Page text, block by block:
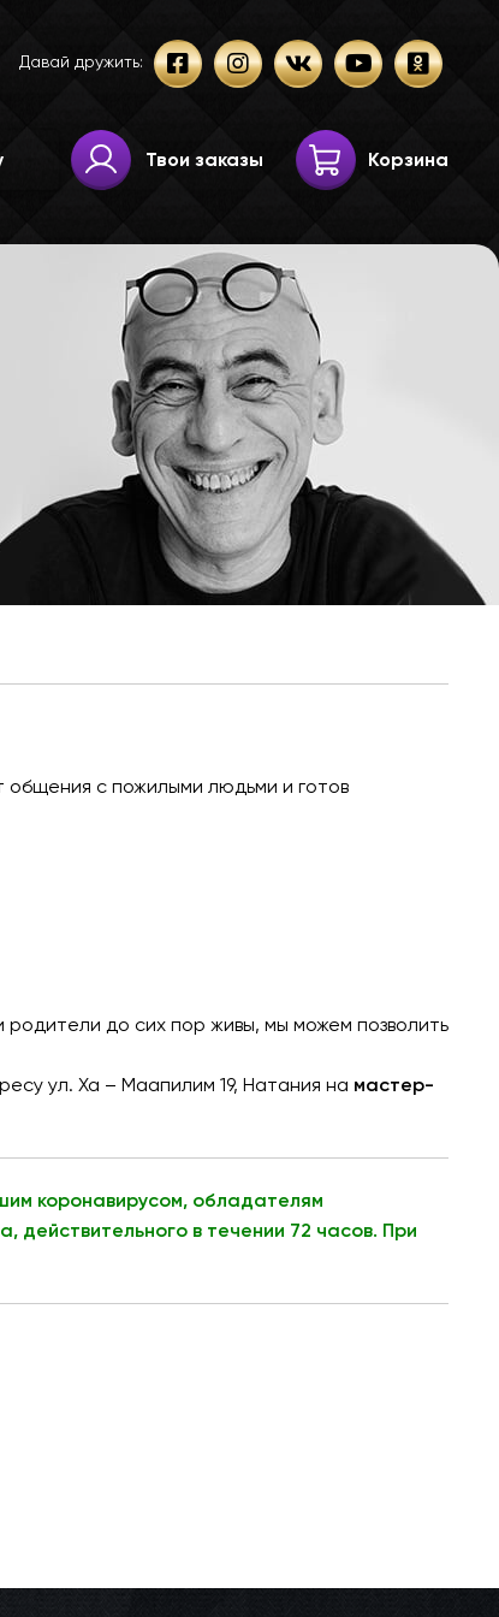
Давай дружить:
Твои заказы Корзина
с пожилыми людьми и готов
родители до сих пор живы, мы можем позволить
ул. Ха – Маапилим 19, Натания на мастер-
коронавирусом, обладателям
действительного в течении 72 часов. При